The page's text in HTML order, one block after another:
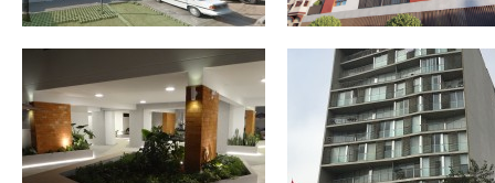
REESTRUCTURACIÓN PARCIAL,
ACONDICIONAMIENTO TOTAL Y
AMPLIACIÓN DE EDIFICIO PARA 5
VIVIENDAS EN LA CALLE
REESTRUCTURACIÓN
ACONDICIONAMIENTO TOTAL
AMPLIACIÓN DE EDIFICIO
VIVIENDAS Y GARAJE-